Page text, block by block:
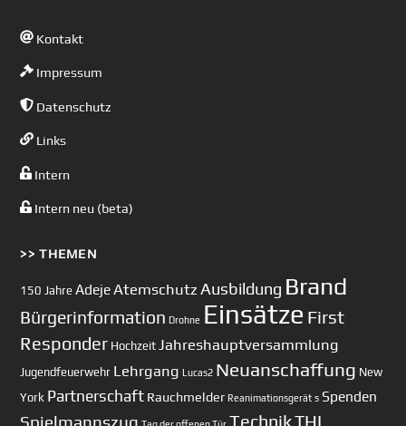
Kontakt
Impressum
Datenschutz
Links
Intern
Intern neu (beta)
>> THEMEN
150 Jahre AdejeAtemschutz Ausbildung Brand
Bürgerinformation Drohne Einsätze First
Responder Hochzeit Jahreshauptversammlung
Jugendfeuerwehr Lehrgang Lucas2 Neuanschaffung New
York Partnerschaft Rauchmelder Reanimationsgerät s Spenden
Spielmannszug TechnikTHL